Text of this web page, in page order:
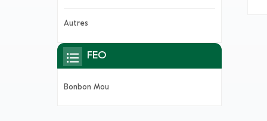
Autres
FEO
Bonbon Mou